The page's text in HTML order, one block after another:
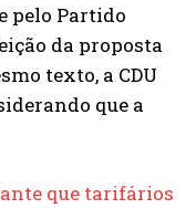
pelo Partido
da proposta
texto, a CDU
que a
que tarifários